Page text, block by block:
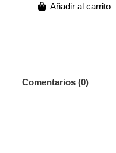
Añadir al carrito
Comentarios (0)